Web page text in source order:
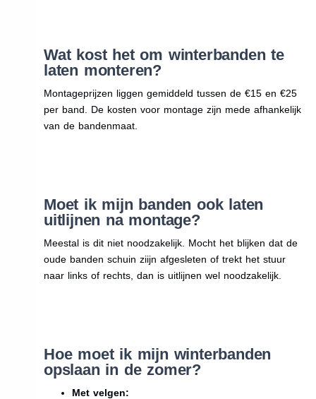
Wat kost het om winterbanden te
laten monteren?
Montageprijzen liggen gemiddeld tussen de €15 en €25
per band. De kosten voor montage zijn mede afhankelijk
van de bandenmaat.
Moet ik mijn banden ook laten
uitlijnen na montage?
Meestal is dit niet noodzakelijk. Mocht het blijken dat de
oude banden schuin ziijn afgesleten of trekt het stuur
naar links of rechts, dan is uitlijnen wel noodzakelijk.
Hoe moet ik mijn winterbanden
opslaan in de zomer?
Met velgen: